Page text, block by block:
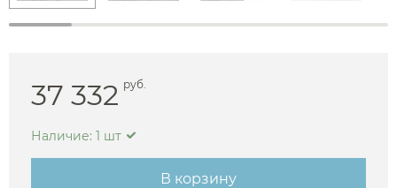
37 332 руб.
Наличие: 1 шт
В корзину